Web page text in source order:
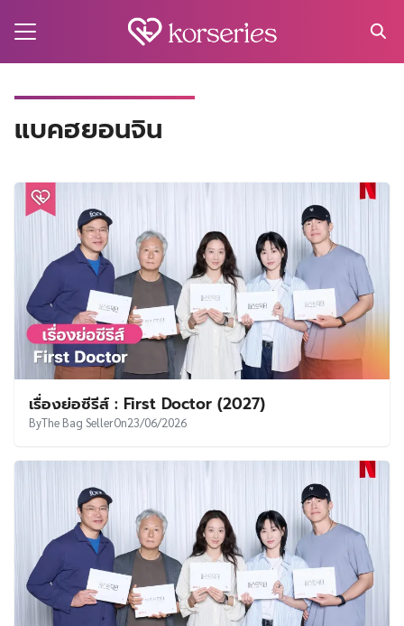
แบคฮยอนจิน
เรื่องย่อซีรีส์ : First Doctor (2027)
ByThe Bag SellerOn23/06/2026